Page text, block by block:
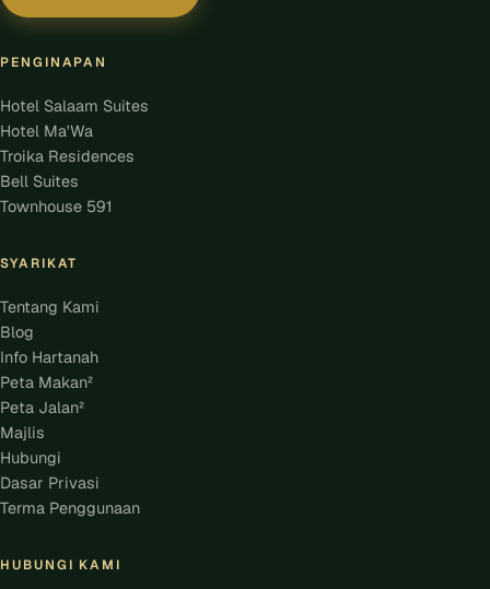
PENGINAPAN
Hotel Salaam Suites
Hotel Ma'Wa
Troika Residences
Bell Suites
Townhouse 591
SYARIKAT
Tentang Kami
Blog
Info Hartanah
Peta Makan²
Peta Jalan²
Majlis
Hubungi
Dasar Privasi
Terma Penggunaan
HUBUNGI KAMI